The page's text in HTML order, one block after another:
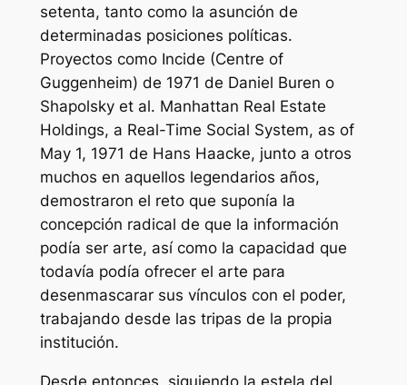
setenta, tanto como la asunción de
determinadas posiciones políticas.
Proyectos como Incide (Centre of
Guggenheim) de 1971 de Daniel Buren o
Shapolsky et al. Manhattan Real Estate
Holdings, a Real-Time Social System, as of
May 1, 1971 de Hans Haacke, junto a otros
muchos en aquellos legendarios años,
demostraron el reto que suponía la
concepción radical de que la información
podía ser arte, así como la capacidad que
todavía podía ofrecer el arte para
desenmascarar sus vínculos con el poder,
trabajando desde las tripas de la propia
institución.